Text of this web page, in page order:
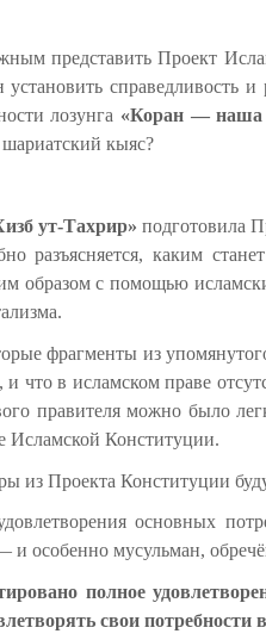
представить Проект
справедливость
лозунга «Коран — наша
кыяс?
ут-Тахрир» подготовила
разъясняется, каким
образом с помощью
фрагменты из
что в исламском праве
правителя можно было
Исламской Конституции.
из Проекта Конституции
основных
особенно мусульман,
полное
свои